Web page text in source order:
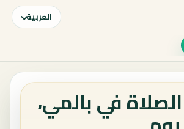
العربية
في بالمي،